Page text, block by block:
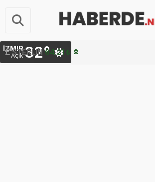
STERLIN 64.21 ₺
İZMIR
Açık32°